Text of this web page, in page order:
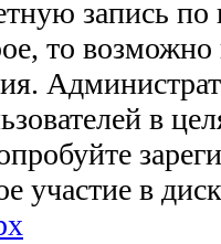
запись
то
в
участие в